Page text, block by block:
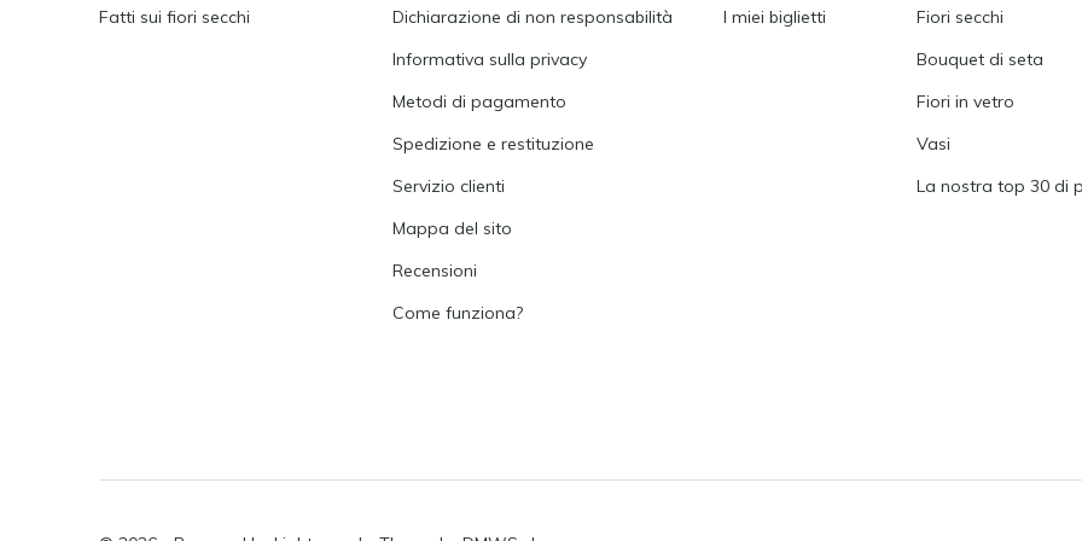
Fatti sui fiori secchi
Dichiarazione di non responsabilità
Informativa sulla privacy
Metodi di pagamento
Spedizione e restituzione
Servizio clienti
Mappa del sito
Recensioni
Come funziona?
I miei biglietti
Fiori secchi
Bouquet di seta
Fiori in vetro
Vasi
La nostra top 30 di